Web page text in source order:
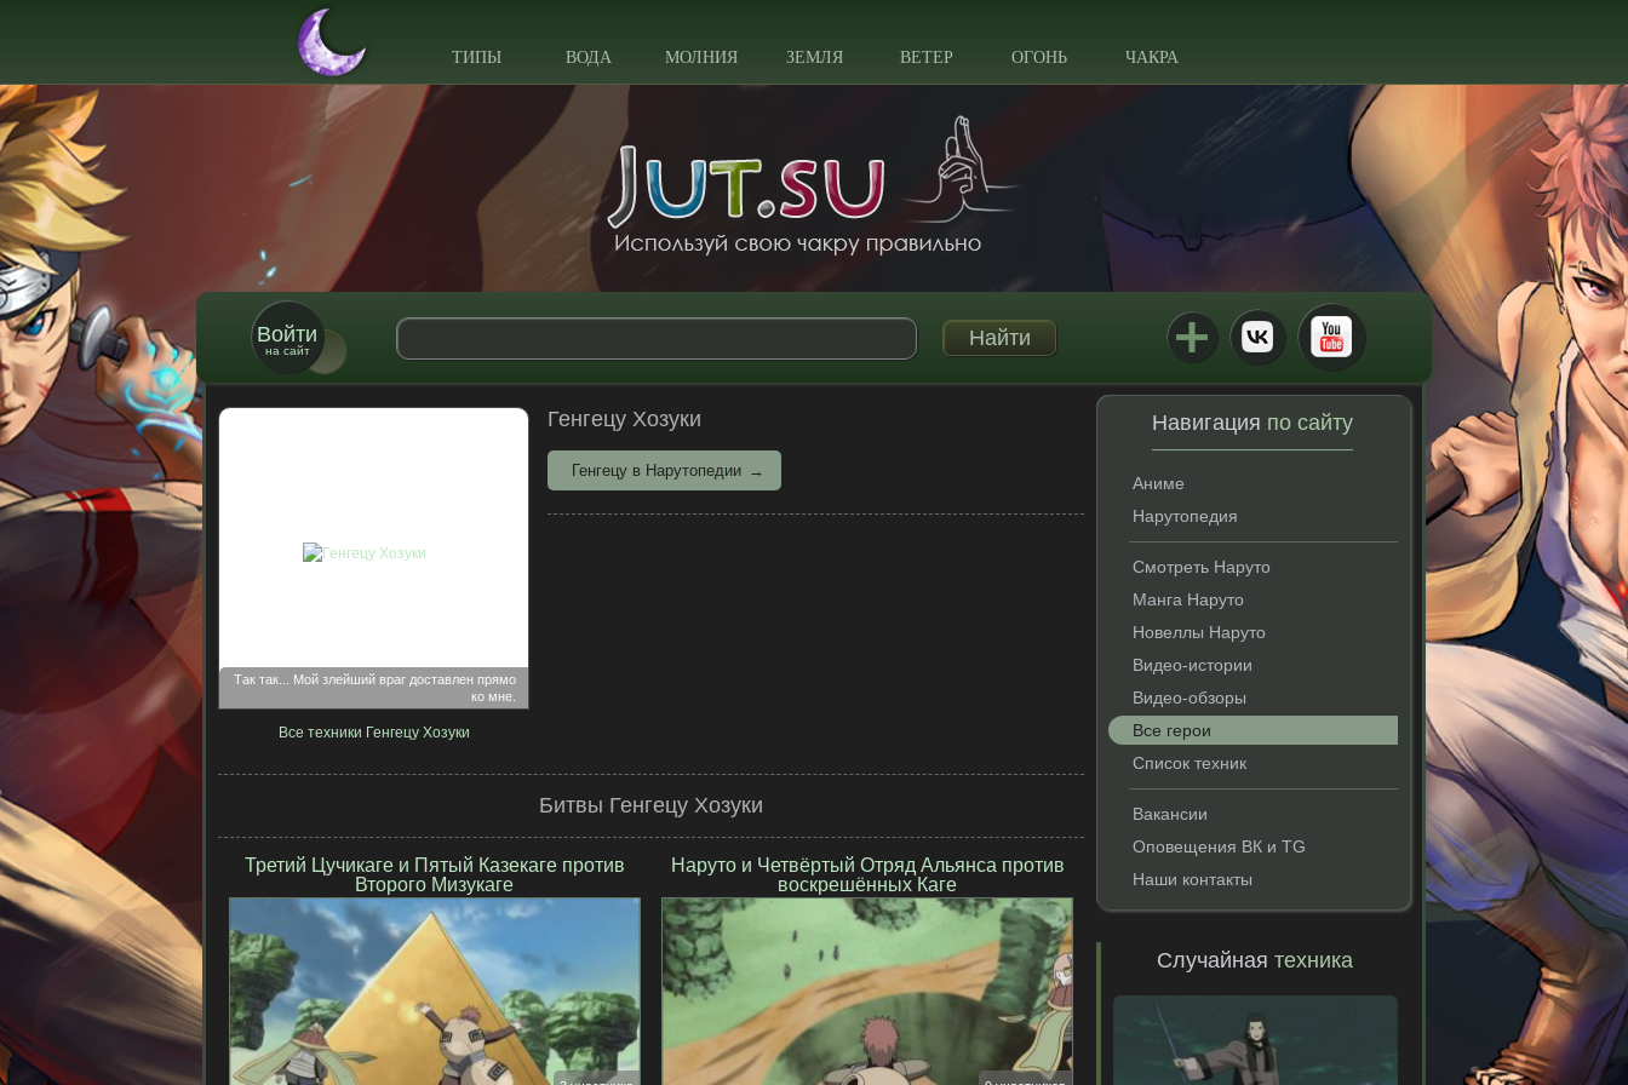
ТИПЫ ВОДА МОЛНИЯ ЗЕМЛЯ ВЕТЕР ОГОНЬ ЧАКРА
Войти
на сайт
Так так... Мой злейший враг доставлен прямо
ко мне.
Все техники Генгецу Хозуки
Генгецу Хозуки
Генгецу в Нарутопедии
Битвы Генгецу Хозуки
Третий Цучикаге и Пятый Казекаге против
Второго Мизукаге
Наруто и Четвёртый Отряд Альянса против
воскрешённых Каге
Навигация по сайту
Аниме
Нарутопедия
Смотреть Наруто
Манга Наруто
Новеллы Наруто
Видео-истории
Видео-обзоры
Все герои
Список техник
Вакансии
Оповещения ВК и TG
Наши контакты
Случайнаятехника